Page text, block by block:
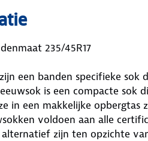
235/45R17
een banden specifieke
is een compacte sok
in een makkelijke opbergtas
voldoen aan alle
zijn ten opzichte